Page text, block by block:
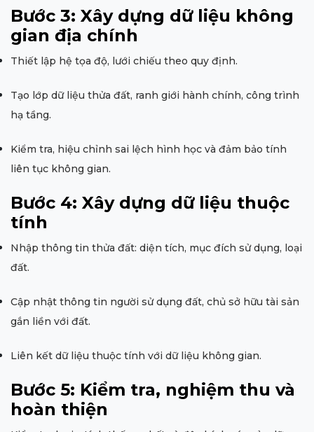
Bước 3: Xây dựng dữ liệu không
gian địa chính
Thiết lập hệ tọa độ, lưới chiếu theo quy định.
Tạo lớp dữ liệu thửa đất, ranh giới hành chính, công trình
hạ tầng.
Kiểm tra, hiệu chỉnh sai lệch hình học và đảm bảo tính
liên tục không gian.
Bước 4: Xây dựng dữ liệu thuộc
tính
Nhập thông tin thửa đất: diện tích, mục đích sử dụng, loại
đất.
Cập nhật thông tin người sử dụng đất, chủ sở hữu tài sản
gắn liền với đất.
Liên kết dữ liệu thuộc tính với dữ liệu không gian.
Bước 5: Kiểm tra, nghiệm thu và
hoàn thiện